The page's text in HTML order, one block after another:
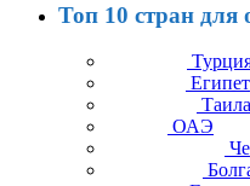
Топ 10 стран для
Египет
ОАЭ